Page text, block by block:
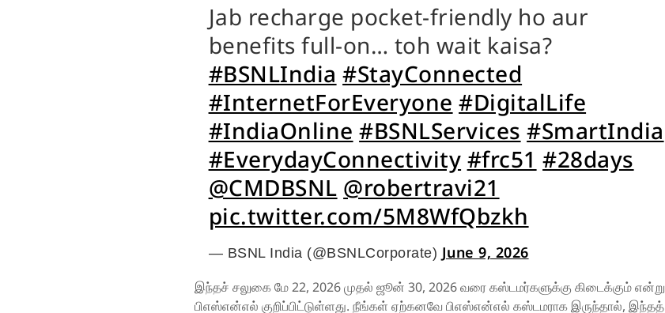
Jab recharge pocket-friendly ho aur
benefits full-on… toh wait kaisa?
#BSNLIndia #StayConnected
#InternetForEveryone #DigitalLife
#IndiaOnline #BSNLServices #SmartIndia
#EverydayConnectivity #frc51 #28days
@CMDBSNL @robertravi21
pic.twitter.com/5M8WfQbzkh
— BSNL India (@BSNLCorporate) June 9, 2026
இந்தச் சலுகை மே 22, 2026 முதல் ஜூன் 30, 2026 வரை கஸ்டமர்களுக்கு கிடைக்கும் என்று
பிஎஸ்என்எல் குறிப்பிட்டுள்ளது. நீங்கள் ஏற்கனவே பிஎஸ்என்எல் கஸ்டமராக இருந்தால், இந்தத்